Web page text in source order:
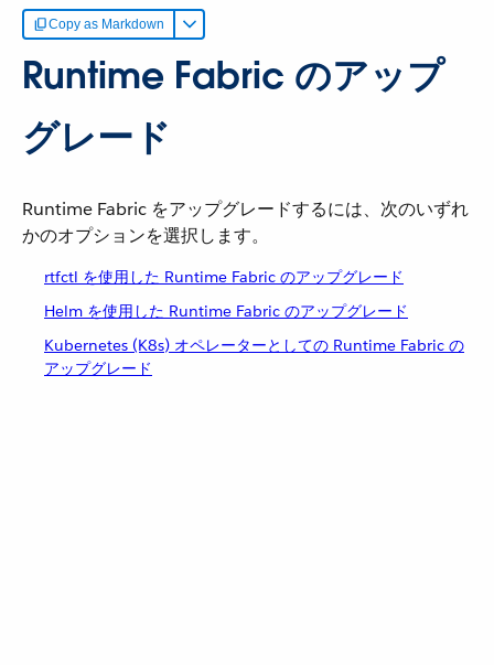
Copy as Markdown
Runtime Fabric のアップ
グレード
Runtime Fabric をアップグレードするには、次のいずれ
かのオプションを選択します。
rtfctl を使用した Runtime Fabric のアップグレード
Helm を使用した Runtime Fabric のアップグレード
Kubernetes (K8s) オペレーターとしての Runtime Fabric の
アップグレード